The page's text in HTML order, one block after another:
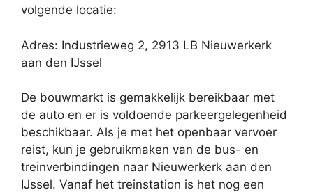
volgende locatie:
Adres: Industrieweg 2, 2913 LB Nieuwerkerk
aan den IJssel
De bouwmarkt is gemakkelijk bereikbaar met
de auto en er is voldoende parkeergelegenheid
beschikbaar. Als je met het openbaar vervoer
reist, kun je gebruikmaken van de bus- en
treinverbindingen naar Nieuwerkerk aan den
IJssel. Vanaf het treinstation is het nog een